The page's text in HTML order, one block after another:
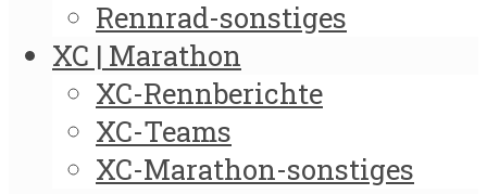
Rennrad-sonstiges
XC | Marathon
XC-Rennberichte
XC-Teams
XC-Marathon-sonstiges